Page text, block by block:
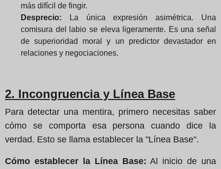
más difícil de fingir.
Desprecio: La única expresión asimétrica. Una
comisura del labio se eleva ligeramente. Es una señal
de superioridad moral y un predictor devastador en
relaciones y negociaciones.
2. Incongruencia y Línea Base
Para detectar una mentira, primero necesitas saber
cómo se comporta esa persona cuando dice la
verdad. Esto se llama establecer la "Línea Base".
Cómo establecer la Línea Base: Al inicio de una